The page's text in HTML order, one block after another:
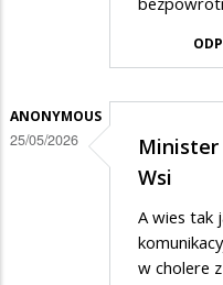
ANONYMOUS
25/05/2026
Minister
Wsi
A wies tak
w cholere